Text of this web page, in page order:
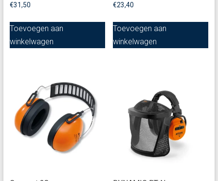
€31,50
Toevoegen aan
winkelwagen
€23,40
Toevoegen aan
winkelwagen